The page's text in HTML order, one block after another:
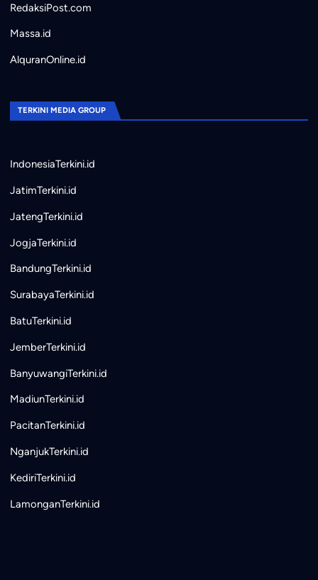
RedaksiPost.com
Massa.id
AlquranOnline.id
TERKINI MEDIA GROUP
IndonesiaTerkini.id
JatimTerkini.id
JatengTerkini.id
JogjaTerkini.id
BandungTerkini.id
SurabayaTerkini.id
BatuTerkini.id
JemberTerkini.id
BanyuwangiTerkini.id
MadiunTerkini.id
PacitanTerkini.id
NganjukTerkini.id
KediriTerkini.id
LamonganTerkini.id